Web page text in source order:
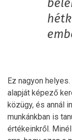
Ez nagyon
alapját képező
közügy, és annál
munkánkban is
értékeinkről.